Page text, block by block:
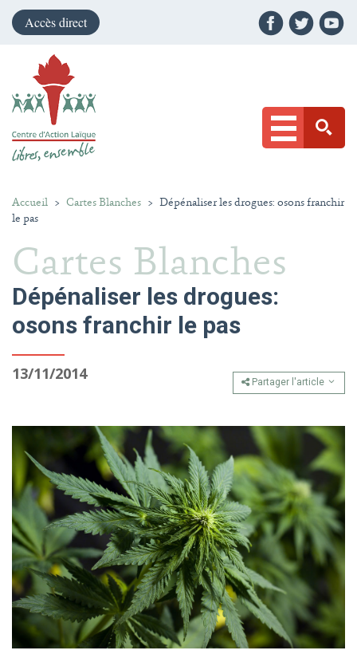
Accès direct
Accueil > Cartes Blanches > Dépénaliser les drogues: osons franchir
le pas
Cartes Blanches
Dépénaliser les drogues:
osons franchir le pas
13/11/2014 Partager l'article